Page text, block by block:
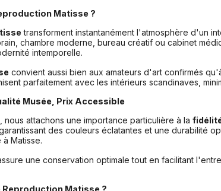
Matisse ?
transforment instantanément l'atmosphère d'un
chambre moderne, bureau créatif ou cabinet
intemporelle.
convient aussi bien aux amateurs d'art confirmés
parfaitement avec les intérieurs scandinaves,
Musée, Prix Accessible
, nous attachons une importance particulière à la
des couleurs éclatantes et une durabilité
Matisse.
une conservation optimale tout en facilitant
Matisse ?